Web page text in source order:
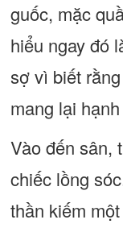
guốc, mặc
hiểu ngay đó
sợ vì biết
mang lại
Vào đến sân,
chiếc lồng
thần kiếm